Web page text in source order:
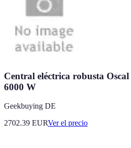
Central eléctrica robusta
6000 W
Geekbuying DE
2702.39 EURVer el precio